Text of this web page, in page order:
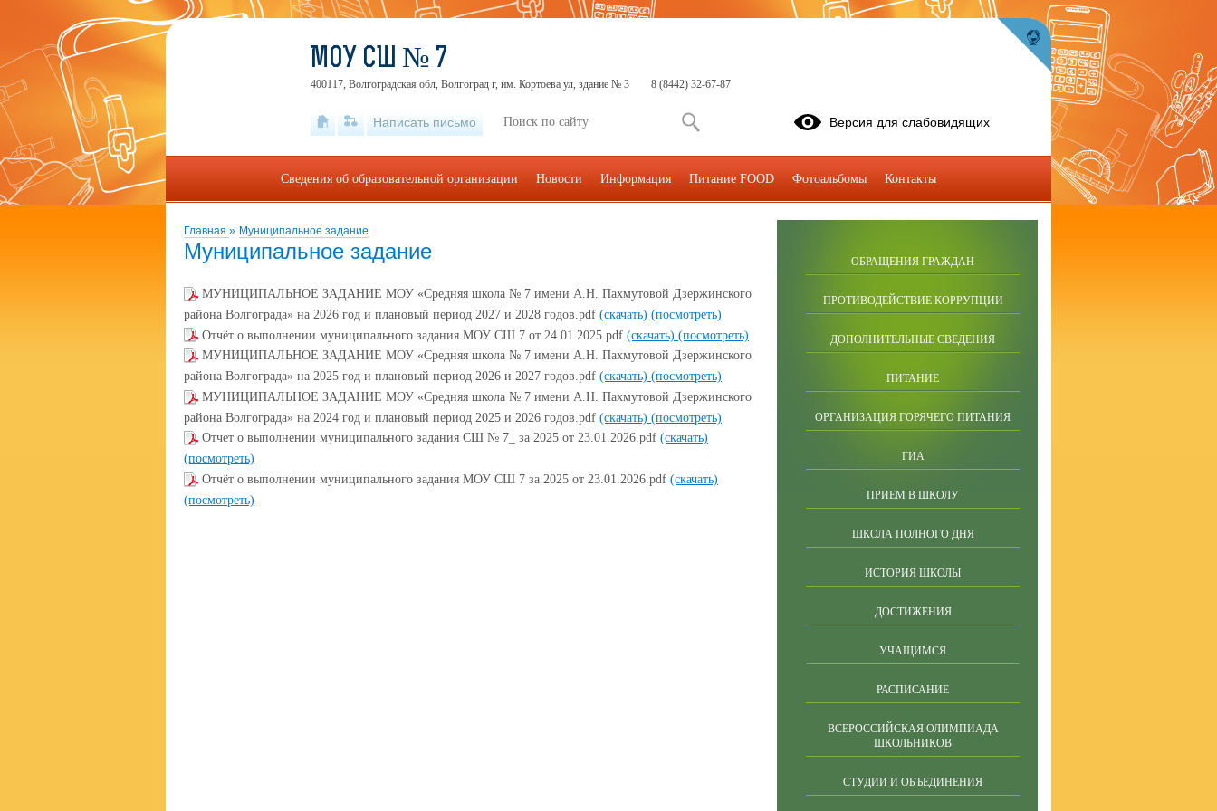
Главная » Муниципальное задание
Муниципальное задание
МУНИЦИПАЛЬНОЕ ЗАДАНИЕ МОУ «Средняя школа № 7 имени А.Н. Пахмутовой Дзержинского
района Волгограда» на 2026 год и плановый период 2027 и 2028 годов.pdf (скачать) (посмотреть)
Отчёт о выполнении муниципального задания МОУ СШ 7 от 24.01.2025.pdf (скачать) (посмотреть)
МУНИЦИПАЛЬНОЕ ЗАДАНИЕ МОУ «Средняя школа № 7 имени А.Н. Пахмутовой Дзержинского
района Волгограда» на 2025 год и плановый период 2026 и 2027 годов.pdf (скачать) (посмотреть)
МУНИЦИПАЛЬНОЕ ЗАДАНИЕ МОУ «Средняя школа № 7 имени А.Н. Пахмутовой Дзержинского
района Волгограда» на 2024 год и плановый период 2025 и 2026 годов.pdf (скачать) (посмотреть)
Отчет о выполнении муниципального задания СШ № 7_ за 2025 от 23.01.2026.pdf (скачать)
(посмотреть)
Отчёт о выполнении муниципального задания МОУ СШ 7 за 2025 от 23.01.2026.pdf (скачать)
(посмотреть)
ОБРАЩЕНИЯ ГРАЖДАН
ПРОТИВОДЕЙСТВИЕ КОРРУПЦИИ
ДОПОЛНИТЕЛЬНЫЕ СВЕДЕНИЯ
ПИТАНИЕ
ОРГАНИЗАЦИЯ ГОРЯЧЕГО ПИТАНИЯ
ГИА
ПРИЕМ В ШКОЛУ
ШКОЛА ПОЛНОГО ДНЯ
ИСТОРИЯ ШКОЛЫ
ДОСТИЖЕНИЯ
УЧАЩИМСЯ
РАСПИСАНИЕ
ВСЕРОССИЙСКАЯ ОЛИМПИАДА
ШКОЛЬНИКОВ
СТУДИИ И ОБЪЕДИНЕНИЯ
МОУ СШ № 7
400117, Волгоградская обл, Волгоград г, им. Кортоева ул, здание № 3 8 (8442) 32-67-87
Написать письмо Версия для слабовидящих
Сведения об образовательной организации Новости Информация Питание FOOD Фотоальбомы Контакты